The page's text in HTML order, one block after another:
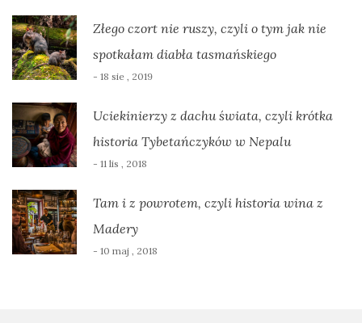
Złego czort nie ruszy, czyli o tym jak nie
spotkałam diabła tasmańskiego
- 18 sie , 2019
Uciekinierzy z dachu świata, czyli krótka
historia Tybetańczyków w Nepalu
- 11 lis , 2018
Tam i z powrotem, czyli historia wina z
Madery
- 10 maj , 2018